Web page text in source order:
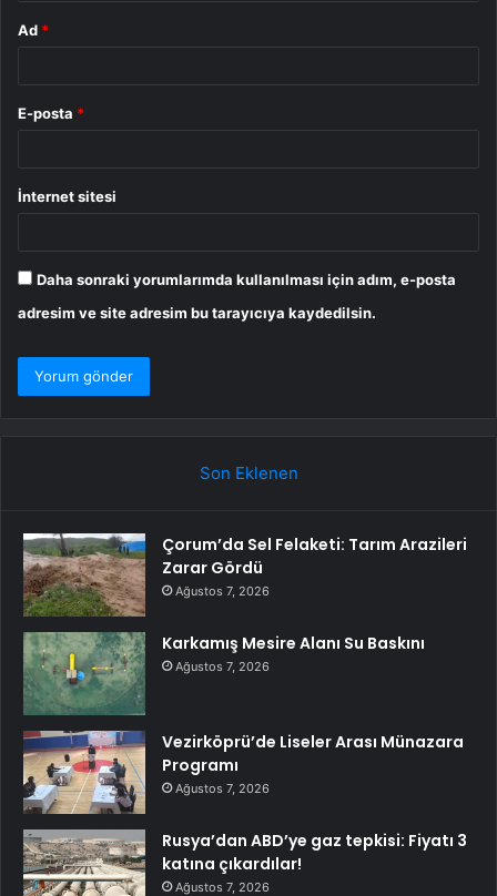
Ad *
E-posta *
İnternet sitesi
Daha sonraki yorumlarımda kullanılması için adım, e-posta
adresim ve site adresim bu tarayıcıya kaydedilsin.
Son Eklenen
Çorum’da Sel Felaketi: Tarım Arazileri
Zarar Gördü
Ağustos 7, 2026
Karkamış Mesire Alanı Su Baskını
Ağustos 7, 2026
Vezirköprü’de Liseler Arası Münazara
Programı
Ağustos 7, 2026
Rusya’dan ABD’ye gaz tepkisi: Fiyatı 3
katına çıkardılar!
Ağustos 7, 2026